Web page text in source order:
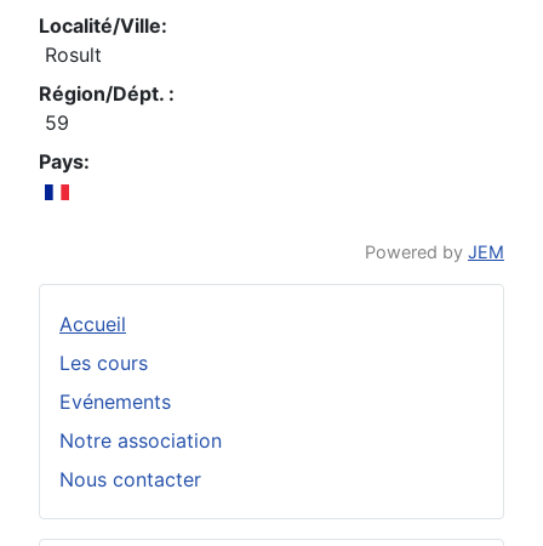
Accueil
Les cours
Evénements
Notre association
Nous contacter
Localité/Ville:
Rosult
Région/Dépt. :
59
Pays:
Powered by JEM